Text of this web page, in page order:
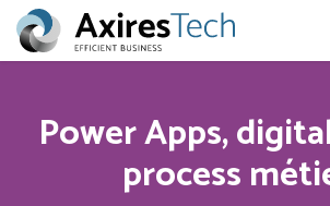
Skip to Content
Power Apps,
process